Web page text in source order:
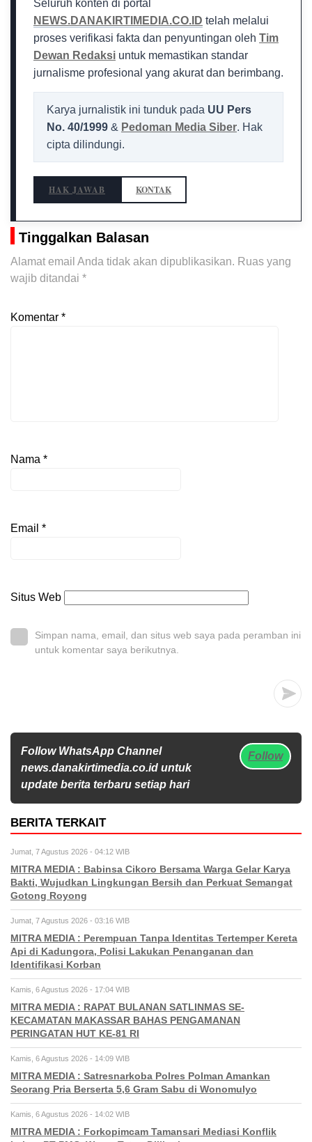
Seluruh konten di portal
NEWS.DANAKIRTIMEDIA.CO.ID telah melalui
proses verifikasi fakta dan penyuntingan oleh Tim
Dewan Redaksi untuk memastikan standar
jurnalisme profesional yang akurat dan berimbang.
Karya jurnalistik ini tunduk pada UU Pers
No. 40/1999 & Pedoman Media Siber. Hak
cipta dilindungi.
HAK JAWAB KONTAK
Tinggalkan Balasan
Alamat email Anda tidak akan dipublikasikan. Ruas yang
wajib ditandai *
Komentar *
Nama *
Email *
Situs Web
Simpan nama, email, dan situs web saya pada peramban ini
untuk komentar saya berikutnya.
Follow WhatsApp Channel
news.danakirtimedia.co.id untuk
update berita terbaru setiap hari
Follow
BERITA TERKAIT
Jumat, 7 Agustus 2026 - 04:12 WIB
MITRA MEDIA : Babinsa Cikoro Bersama Warga Gelar Karya
Bakti, Wujudkan Lingkungan Bersih dan Perkuat Semangat
Gotong Royong
Jumat, 7 Agustus 2026 - 03:16 WIB
MITRA MEDIA : Perempuan Tanpa Identitas Tertemper Kereta
Api di Kadungora, Polisi Lakukan Penanganan dan
Identifikasi Korban
Kamis, 6 Agustus 2026 - 17:04 WIB
MITRA MEDIA : RAPAT BULANAN SATLINMAS SE-
KECAMATAN MAKASSAR BAHAS PENGAMANAN
PERINGATAN HUT KE-81 RI
Kamis, 6 Agustus 2026 - 14:09 WIB
MITRA MEDIA : Satresnarkoba Polres Polman Amankan
Seorang Pria Berserta 5,6 Gram Sabu di Wonomulyo
Kamis, 6 Agustus 2026 - 14:02 WIB
MITRA MEDIA : Forkopimcam Tamansari Mediasi Konflik